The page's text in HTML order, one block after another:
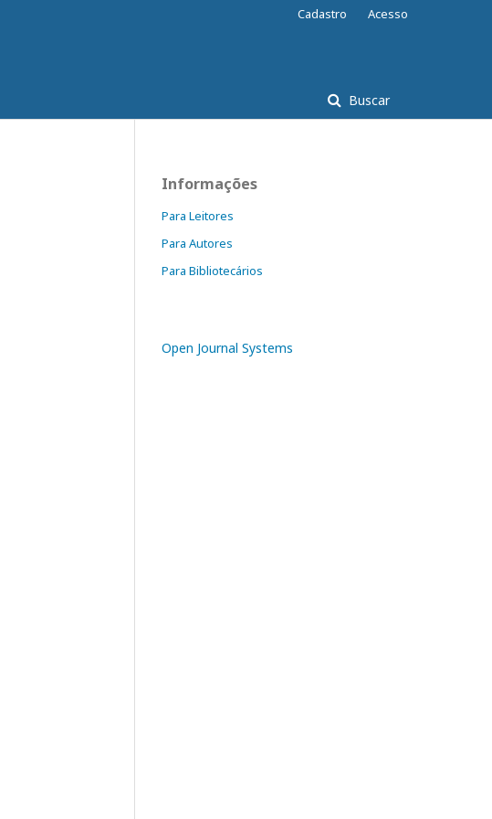
Buscar
Cadastro Acesso
Informações
Para Leitores
Para Autores
Para Bibliotecários
Open Journal Systems